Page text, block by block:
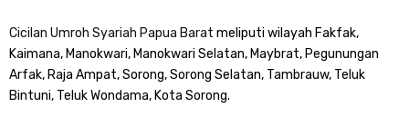
Cicilan Umroh Syariah Papua Barat meliputi wilayah Fakfak,
Kaimana, Manokwari, Manokwari Selatan, Maybrat, Pegunungan
Arfak, Raja Ampat, Sorong, Sorong Selatan, Tambrauw, Teluk
Bintuni, Teluk Wondama, Kota Sorong.